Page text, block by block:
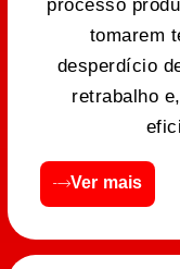
processo
tomarem
desperdício
retrabalho
Ver mais